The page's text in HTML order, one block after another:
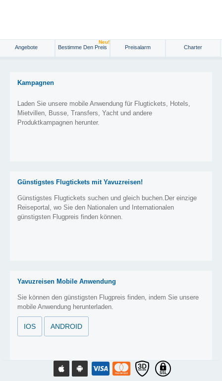
Angebote Bestimme Den Preis
Neu!
Preisalarm Charter
Kampagnen
Laden Sie unsere mobile Anwendung für Flugtickets, Hotels,
Mietvillen, Busse, Transfers, Yacht und andere
Produktkampagnen herunter.
Günstigstes Flugtickets mit Yavuzreisen!
Günstigstes Flugtickets suchen und gleich buchen.Der einzige
Reiseportal, wo Sie den Nationalen und Internationalen
günstigsten Flugpreis finden können.
Yavuzreisen Mobile Anwendung
Sie können den günstigsten Flugpreis finden, indem Sie unsere
mobile Anwendung herunterladen.
IOS ANDROID